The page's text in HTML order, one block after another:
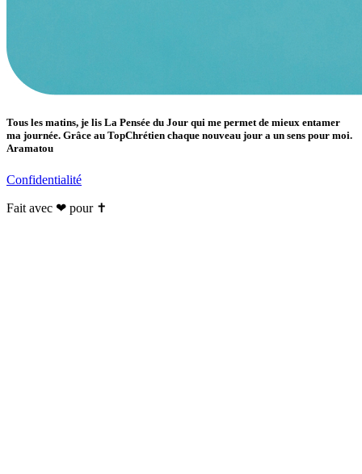
Tous les matins, je lis La Pensée du Jour qui me permet de mieux entamer
ma journée. Grâce au TopChrétien chaque nouveau jour a un sens pour moi.
Aramatou
Confidentialité
Fait avec ❤ pour ✝️️